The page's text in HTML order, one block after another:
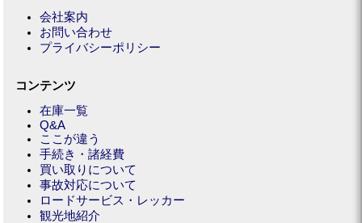
会社案内
お問い合わせ
プライバシーポリシー
コンテンツ
在庫一覧
Q&A
ここが違う
手続き・諸経費
買い取りについて
事故対応について
ロードサービス・レッカー
観光地紹介